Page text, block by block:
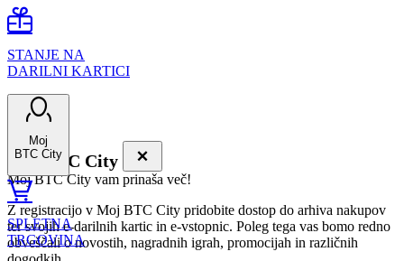
STANJE NA
DARILNI KARTICI
Moj
BTC City
SPLETNA
TRGOVINA
Moj BTC City
Moj BTC City vam prinaša več!
Z registracijo v Moj BTC City pridobite dostop do arhiva nakupov
ter svojih e-darilnih kartic in e-vstopnic. Poleg tega vas bomo redno
obveščali o novostih, nagradnih igrah, promocijah in različnih